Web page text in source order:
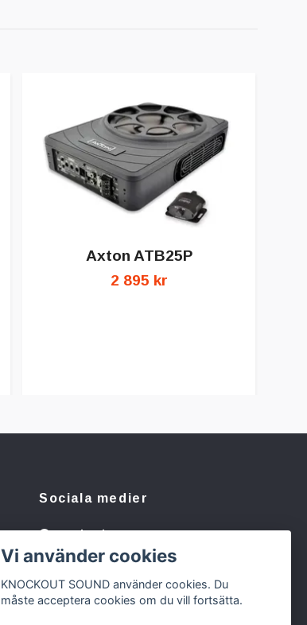
Axton ATB25P
2 895 kr
Sociala medier
Facebook
Instagram
Vi använder cookies
KNOCKOUT SOUND använder cookies. Du
måste acceptera cookies om du vill fortsätta.